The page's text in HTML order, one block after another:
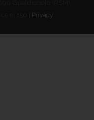
Privacy